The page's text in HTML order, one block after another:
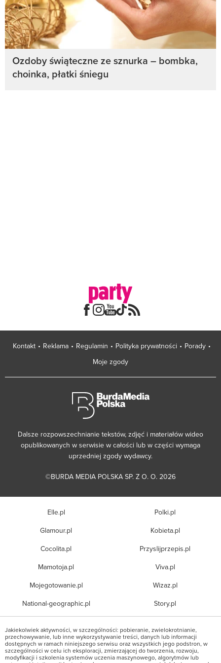
Ozdoby świąteczne ze sznurka – bombka,
choinka, płatki śniegu
Kontakt Reklama Regulamin Polityka prywatności
Porady
Moje zgody
Dalsze rozpowszechnianie tekstów, zdjęć i materiałów wideo
opublikowanych w serwisie w całości lub w części wymaga
uprzedniej zgody wydawcy.
©BURDA MEDIA POLSKA SP. Z O. O. 2026
Elle.pl
Glamour.pl
Cocolita.pl
Mamotoja.pl
Mojegotowanie.pl
National-geographic.pl
Polki.pl
Kobieta.pl
Przyslijprzepis.pl
Viva.pl
Wizaz.pl
Story.pl
Jakiekolwiek aktywności, w szczególności: pobieranie, zwielokrotnianie,
przechowywanie, lub inne wykorzystywanie treści, danych lub informacji
dostępnych w ramach niniejszego serwisu oraz wszystkich jego podstron, w
szczególności w celu ich eksploracji, zmierzającej do tworzenia, rozwoju,
modyfikacji i szkolenia systemów uczenia maszynowego, algorytmów lub